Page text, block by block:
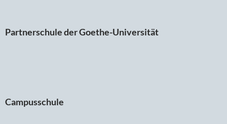
Partnerschule der Goethe-Universität
Campusschule